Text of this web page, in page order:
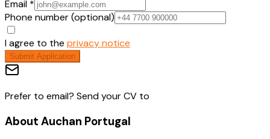
Email *
Phone number (optional)
I agree to the privacy notice
Submit Application
Prefer to email? Send your CV to
About Auchan Portugal